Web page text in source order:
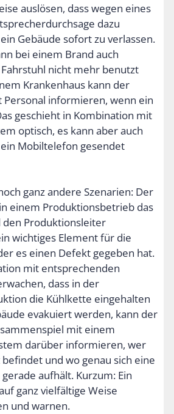
auslösen, dass wegen eines
dazu
Gebäude sofort zu verlassen.
bei einem Brand auch
nicht mehr benutzt
Krankenhaus kann der
informieren, wenn ein
geschieht in Kombination mit
optisch, es kann aber auch
Mobiltelefon gesendet
ganz andere Szenarien: Der
einem Produktionsbetrieb das
den Produktionsleiter
wichtiges Element für die
es einen Defekt gegeben hat.
mit entsprechenden
dass in der
die Kühlkette eingehalten
evakuiert werden, kann der
mit einem
darüber informieren, wer
und wo genau sich eine
aufhält. Kurzum: Ein
ganz vielfältige Weise
und warnen.